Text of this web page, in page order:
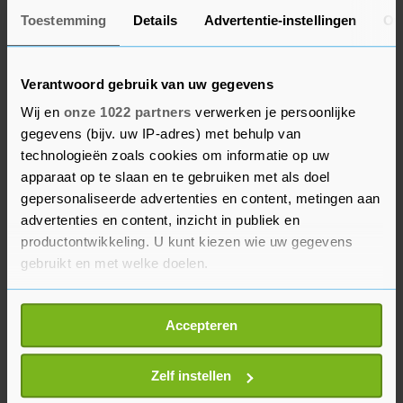
Toestemming Details Advertentie-instellingen
Verantwoord gebruik van uw gegevens
Wij en onze 1022 partners verwerken je persoonlijke
gegevens (bijv. uw IP-adres) met behulp van
technologieën zoals cookies om informatie op uw
apparaat op te slaan en te gebruiken met als doel
gepersonaliseerde advertenties en content, metingen aan
advertenties en content, inzicht in publiek en
productontwikkeling. U kunt kiezen wie uw gegevens
gebruikt en met welke doelen.
Als u het toestaat, willen we ook graag:
Informatie verzamelen over uw geografische
locatie, die tot een paar meter nauwkeurig kan zijn
Uw apparaat identificeren door het actief te
scannen op specifieke eigenschappen (fingerprinting)
Accepteren
Zelf instellen
Kuipers vindt dat het veel te lang geduurd heeft
gespecialiseerde zorg. De discussie loopt al dertig
jaar, benadrukt hij steeds. Concentratie van de
zorg zou goed zijn voor de kwaliteit.
Met Kuipers' besluit, waar de ziekenhuizen nog
formeel op mogen reageren, worden straks
bepaalde specifieke interventies alleen nog
uitgevoerd in Rotterdam en Groningen. Voor veel
andere aspecten van de hartzorg kunnen de
patiënten nog terecht in andere ziekenhuizen,
inclusief Leiden en Utrecht.